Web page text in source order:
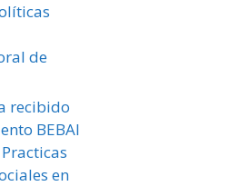
de
recibido
BEBAI
en